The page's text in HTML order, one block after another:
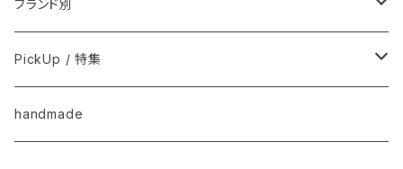
用品
フードおやつ
用品
ブランド別
Anima Strath
Animal Essentials
PickUp / 特集
換毛期におすすめ
handmade